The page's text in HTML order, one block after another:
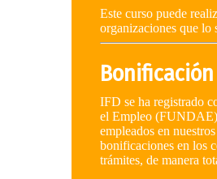
Este curso puede
organizaciones que
Bonificación
IFD se ha registrado
el Empleo
empleados en
bonificaciones en los
trámites, de manera